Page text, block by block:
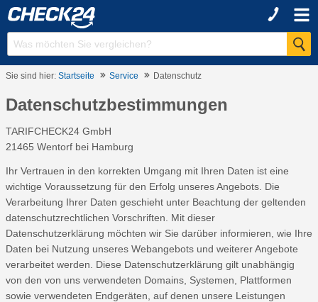
Sie sind hier: Startseite Service Datenschutz
Datenschutzbestimmungen
TARIFCHECK24 GmbH
21465 Wentorf bei Hamburg
Ihr Vertrauen in den korrekten Umgang mit Ihren Daten ist eine
wichtige Voraussetzung für den Erfolg unseres Angebots. Die
Verarbeitung Ihrer Daten geschieht unter Beachtung der geltenden
datenschutzrechtlichen Vorschriften. Mit dieser
Datenschutzerklärung möchten wir Sie darüber informieren, wie Ihre
Daten bei Nutzung unseres Webangebots und weiterer Angebote
verarbeitet werden. Diese Datenschutzerklärung gilt unabhängig
von den von uns verwendeten Domains, Systemen, Plattformen
sowie verwendeten Endgeräten, auf denen unsere Leistungen